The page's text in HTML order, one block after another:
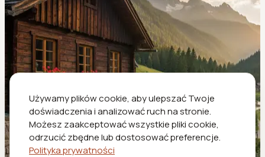
Używamy plików cookie, aby ulepszać Twoje
doświadczenia i analizować ruch na stronie.
Możesz zaakceptować wszystkie pliki cookie,
odrzucić zbędne lub dostosować preferencje.
Polityka prywatności